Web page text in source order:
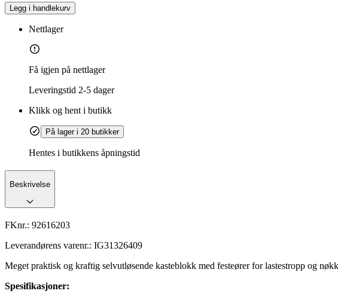
Legg i handlekurv
Nettlager
Få igjen på nettlager
Leveringstid 2-5 dager
Klikk og hent i butikk
På lager i 20 butikker
Hentes i butikkens åpningstid
Beskrivelse
FKnr.: 92616203
Leverandørens varenr.: IG31326409
Meget praktisk og kraftig selvutløsende kasteblokk med festeører for lastestropp og
Spesifikasjoner: